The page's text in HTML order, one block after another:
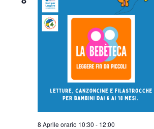
8 Aprile orario 10:30 - 12:00